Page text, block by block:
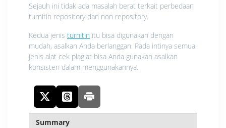
Sejauh ini tidak ada masalah berat terkait perbedaan
turnitin repository dan non repository.
Kedua jenis turnitin itu bisa digunakan dengan
mudah, asalkan Anda berlanggan. Pada intinya semua
jenis alat cek plagiat bisa Anda gunakan asalkan
konsisten dalam menggunakannya.
Summary